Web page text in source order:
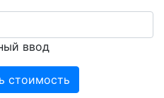
ввод
стоимость